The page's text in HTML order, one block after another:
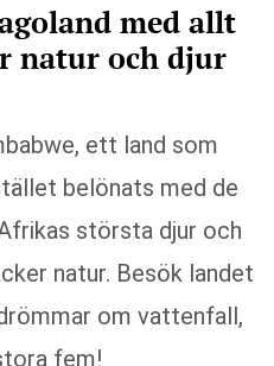
med allt
natur och djur
ett land som
belönats med de
största djur och
natur. Besök landet
om vattenfall,
fem!